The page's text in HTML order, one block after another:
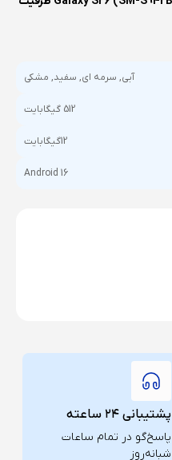
آبی, سرمه ای, سفید, مشکی
512 گیگابایت
12گیگابایت
Android 16
پشتیبانی ۲۴ ساعته
پاسخ‌گو در تمام ساعات
شبانه‌روز